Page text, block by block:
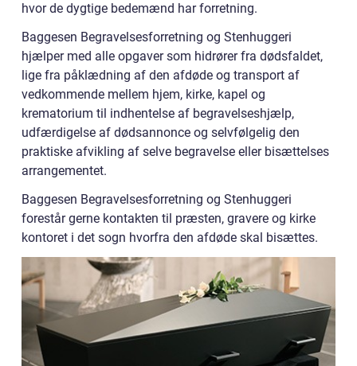
hvor de dygtige bedemænd har forretning.
Baggesen Begravelsesforretning og Stenhuggeri
hjælper med alle opgaver som hidrører fra dødsfaldet,
lige fra påklædning af den afdøde og transport af
vedkommende mellem hjem, kirke, kapel og
krematorium til indhentelse af begravelseshjælp,
udfærdigelse af dødsannonce og selvfølgelig den
praktiske afvikling af selve begravelse eller bisættelses
arrangementet.
Baggesen Begravelsesforretning og Stenhuggeri
forestår gerne kontakten til præsten, gravere og kirke
kontoret i det sogn hvorfra den afdøde skal bisættes.